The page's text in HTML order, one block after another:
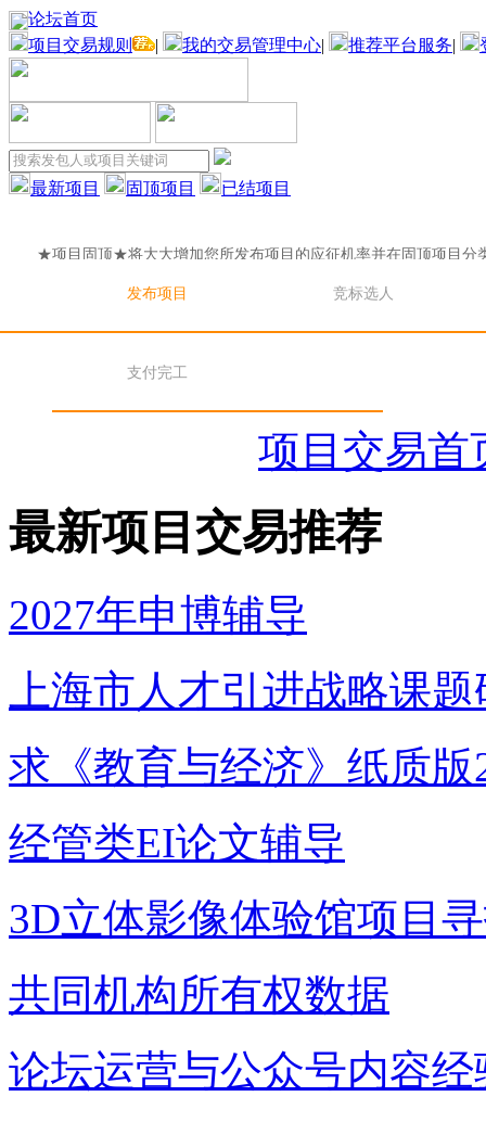
论坛首页
项目交易规则
| 我的交易管理中心| 推荐平台服务|
最新项目 固顶项目 已结项目
★项目固顶★将大大增加您所发布项目的应征机率并在固顶项目
目固顶★将大大增加您所发布项目的应征机率并在固顶项目
目固顶★将大大增加您所发布项目的应征机率并在固顶项目
发布项目 竞标选人
支付完工
项目交易首
最新项目交易推荐
2027年申博辅导
上海市人才引进战略课
求《教育与经济》纸质版
经管类EI论文辅导
3D立体影像体验馆项目
共同机构所有权数据
论坛运营与公众号内容经